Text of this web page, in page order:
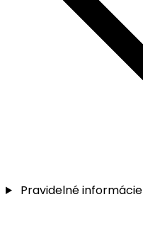
Pravidelné informácie